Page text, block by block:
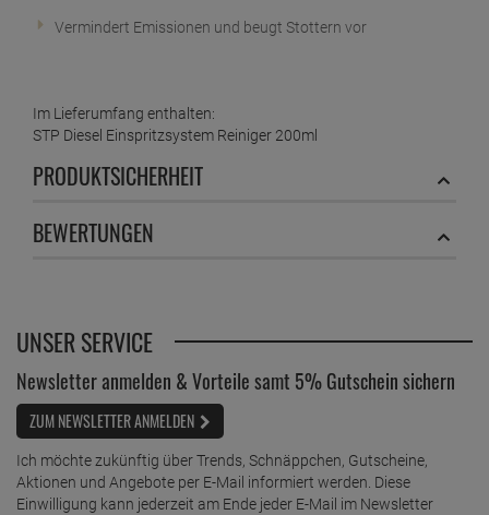
Vermindert Emissionen und beugt Stottern vor
Im Lieferumfang enthalten:
STP Diesel Einspritzsystem Reiniger 200ml
PRODUKTSICHERHEIT
BEWERTUNGEN
UNSER SERVICE
Newsletter anmelden & Vorteile samt 5% Gutschein sichern
ZUM NEWSLETTER ANMELDEN
Ich möchte zukünftig über Trends, Schnäppchen, Gutscheine,
Aktionen und Angebote per E-Mail informiert werden. Diese
Einwilligung kann jederzeit am Ende jeder E-Mail im Newsletter